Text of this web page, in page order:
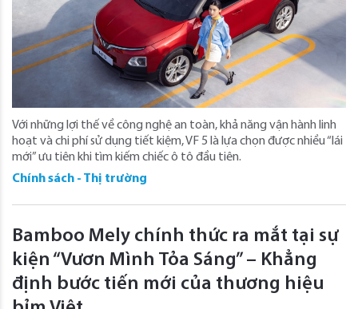
Với những lợi thế về công nghệ an toàn, khả năng vận hành linh
hoạt và chi phí sử dụng tiết kiệm, VF 5 là lựa chọn được nhiều “lái
mới” ưu tiên khi tìm kiếm chiếc ô tô đầu tiên.
Chính sách - Thị trường
Bamboo Mely chính thức ra mắt tại sự
kiện “Vươn Mình Tỏa Sáng” – Khẳng
định bước tiến mới của thương hiệu